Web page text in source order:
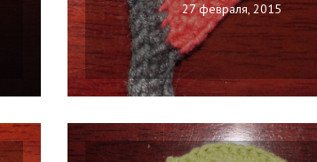
27 февраля, 2015